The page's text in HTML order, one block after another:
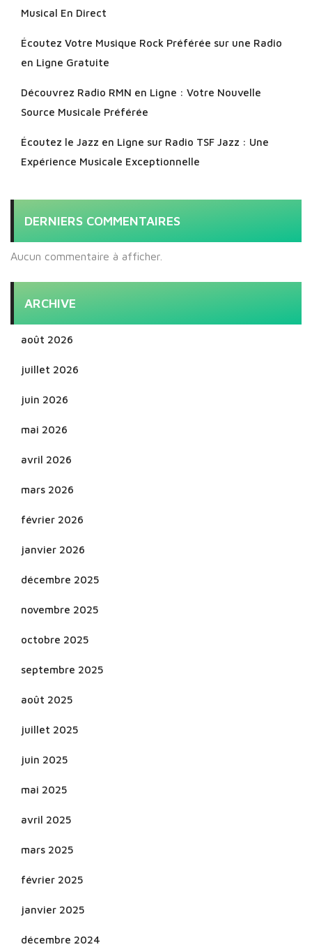
Musical En Direct
Écoutez Votre Musique Rock Préférée sur une Radio
en Ligne Gratuite
Découvrez Radio RMN en Ligne : Votre Nouvelle
Source Musicale Préférée
Écoutez le Jazz en Ligne sur Radio TSF Jazz : Une
Expérience Musicale Exceptionnelle
DERNIERS COMMENTAIRES
Aucun commentaire à afficher.
ARCHIVE
août 2026
juillet 2026
juin 2026
mai 2026
avril 2026
mars 2026
février 2026
janvier 2026
décembre 2025
novembre 2025
octobre 2025
septembre 2025
août 2025
juillet 2025
juin 2025
mai 2025
avril 2025
mars 2025
février 2025
janvier 2025
décembre 2024